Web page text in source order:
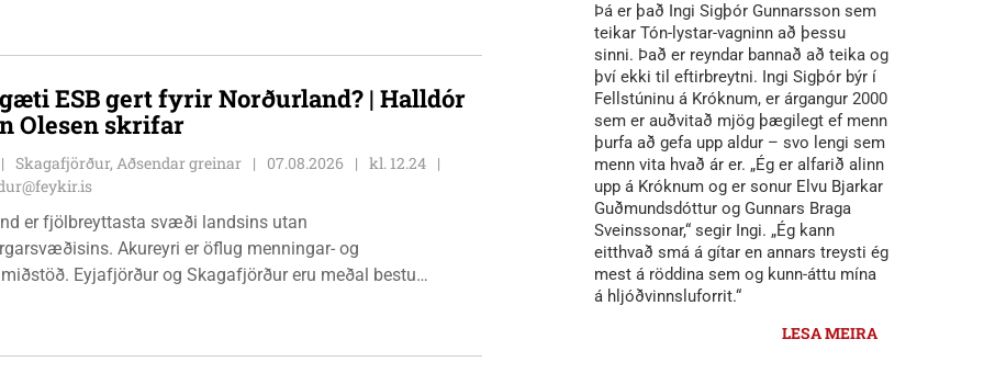
- 15:00. Hvammstanga, ráðhúsi Húnaþings vestra að
og föstudaga kl. 10:00 - 12:00. Skagaströnd,
að Túnbraut 1-3, Skagaströnd, mánudaga -
kl. 09:00 - 12:00 og 13:00 - 15:00, frá og með
17. ágúst 2026.
ESB gert fyrir Norðurland? | Halldór
Olesen skrifar
Skagafjörður, Aðsendar greinar 07.08.2026
kl. 12.24
er fjölbreyttasta svæði landsins utan
Akureyri er öflug menningar- og
Eyjafjörður og Skagafjörður eru meðal bestu
og nýsköpun.
Þá er það Ingi Sigþór Gunnarsson sem
teikar Tón-lystar-vagninn að þessu
sinni. Það er reyndar bannað að teika og
því ekki til eftirbreytni. Ingi Sigþór býr í
Fellstúninu á Króknum, er árgangur 2000
sem er auðvitað mjög þægilegt ef menn
þurfa að gefa upp aldur – svo lengi sem
menn vita hvað ár er. „Ég er alfarið alinn
upp á Króknum og er sonur Elvu Bjarkar
Guðmundsdóttur og Gunnars Braga
Sveinssonar,“ segir Ingi. „Ég kann
eitthvað smá á gítar en annars treysti ég
mest á röddina sem og kunn-áttu mína
á hljóðvinnsluforrit.“
LESA MEIRA